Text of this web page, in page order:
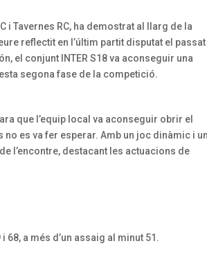
i Tavernes RC, ha demostrat al llarg de la
reflectit en l’últim partit disputat el passat
el conjunt INTER S18 va aconseguir una
segona fase de la competició.
que l’equip local va aconseguir obrir el
es va fer esperar. Amb un joc dinàmic i
l’encontre, destacant les actuacions de
a més d’un assaig al minut 51.